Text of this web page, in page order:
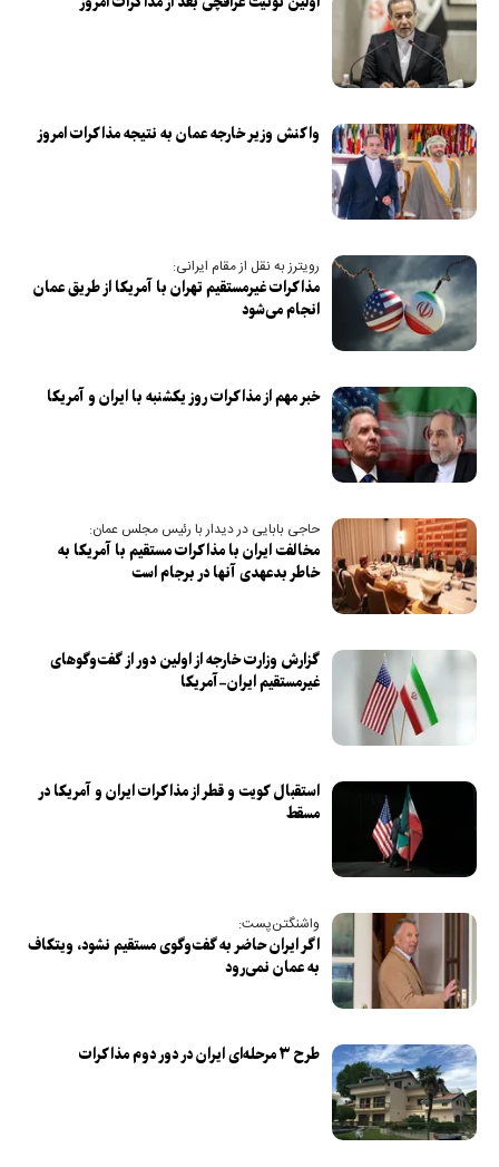
واکنش وزیر خارجه عمان به نتیجه مذاکرات امروز
رویترز به نقل از مقام ایرانی:
مذاکرات غیرمستقیم تهران با آمریکا از طریق عمان
انجام می‌شود
خبر مهم از مذاکرات روز یکشنبه با ایران و آمریکا
حاجی بابایی در دیدار با رئیس مجلس عمان:
مخالفت ایران با مذاکرات مستقیم با آمریکا به
خاطر بدعهدی آنها در برجام است
گزارش وزارت خارجه از اولین دور از گفت‌و‌گو‌های
غیرمستقیم ایران-آمریکا
استقبال کویت و قطر از مذاکرات ایران و آمریکا در
مسقط
واشنگتن‌پست:
اگر ایران حاضر به گفت‌وگوی مستقیم نشود، ویتکاف
به عمان نمی‌رود
طرح ۳ مرحله‌ای ایران در دور دوم مذاکرات